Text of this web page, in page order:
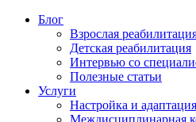
Блог
Взрослая
Детская реабилитация
Интервью со
Полезные статьи
Услуги
Настройка и
Междисциплинарная